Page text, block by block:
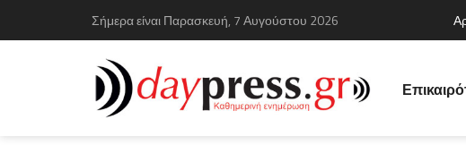
Σήμερα είναι Παρασκευή, 7 Αυγούστου 2026